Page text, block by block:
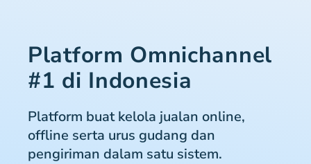
Platform Omnichannel
#1 di Indonesia
Platform buat kelola jualan online,
offline serta urus gudang dan
pengiriman dalam satu sistem.